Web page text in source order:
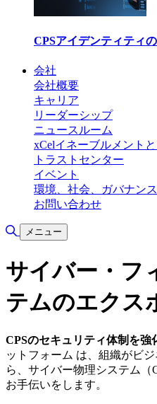
CPSアイデンティティ
会社
会社概要
キャリア
リーダーシップ
ニュースルーム
xCelイネーブルメント
トラストセンター
イベント
環境、社会、ガバナン
お問い合わせ
検索の切り替え
メニュー
サイバー・フ
テムのエクス
CPSのセキュリティ体制を強
ットフォーム は、組織がビ
ら、サイバー物理システム（
お手伝いをします。